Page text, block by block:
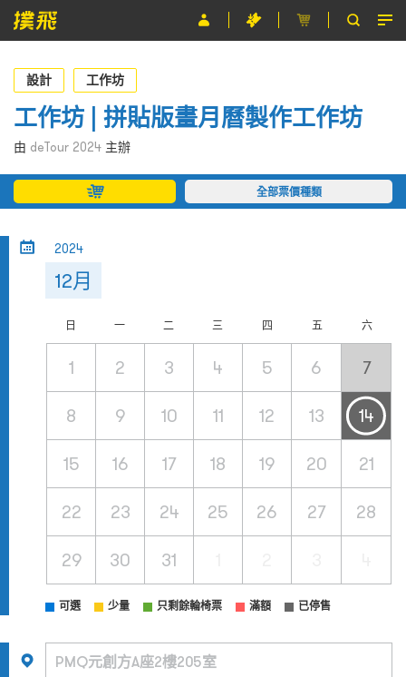
節目
主辦單位
關於撲飛
條款及細則
設計 工作坊
工作坊 | 拼貼版畫月曆製作工作坊
由 deTour 2024 主辦
全部票價種類
2024
12月
日 一 二 三 四 五 六
1 2 3 4 5 6 7
8 9 10 11 12 13 14
15 16 17 18 19 20 21
22 23 24 25 26 27 28
29 30 31
可選 少量 只剩餘輪椅票 滿額 已停售